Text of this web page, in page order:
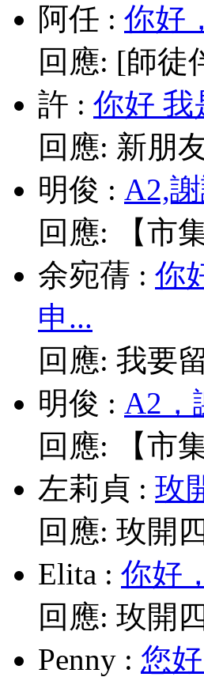
阿任 : 你好
回應: [師徒
許 : 你好 我
回應: 新朋
明俊 : A2,
回應:
【市
余宛蒨 : 你
申...
回應: 我要
明俊 : A2，
回應:
【市
左莉貞 : 玫
回應: 玫開
Elita : 你好
回應: 玫開
Penny : 您